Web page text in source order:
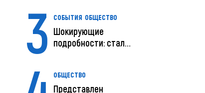
3 СОБЫТИЯ ОБЩЕСТВО
Шокирующие
подробности: стали
ОБЩЕСТВО
Представлен